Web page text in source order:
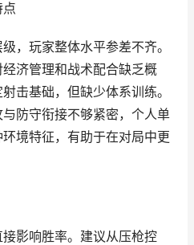
，玩家整体水平参差不齐。
济管理和战术配合缺乏概
击基础，但缺少体系训练。
防守衔接不够紧密，个人单
境特征，有助于在对局中更
影响胜率。建议从压枪控